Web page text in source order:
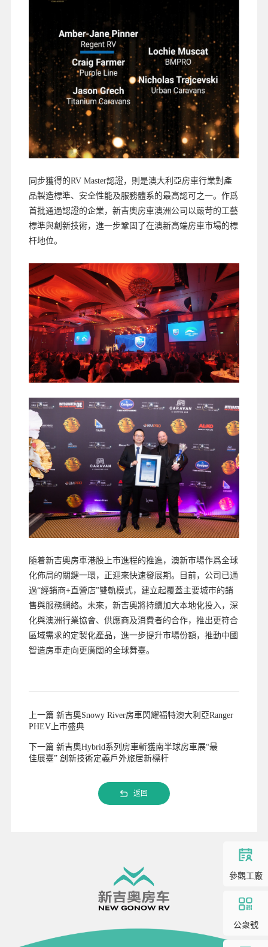
參觀工廠
公衆號
同步獲得的RV Master認證，則是澳大利亞房車行業對產
品製造標準、安全性能及服務體系的最高認可之一。作爲
首批通過認證的企業，新吉奧房車澳洲公司以嚴苛的工藝
標準與創新技術，進一步鞏固了在澳新高端房車市場的標
杆地位。
隨着新吉奧房車港股上市進程的推進，澳新市場作爲全球
化佈局的關鍵一環，正迎來快速發展期。目前，公司已通
過“經銷商+直營店”雙軌模式，建立起覆蓋主要城市的銷
售與服務網絡。未來，新吉奧將持續加大本地化投入，深
化與澳洲行業協會、供應商及消費者的合作，推出更符合
區域需求的定製化產品，進一步提升市場份額，推動中國
智造房車走向更廣闊的全球舞臺。
上一篇 新吉奧Snowy River房車閃耀福特澳大利亞Ranger
PHEV上市盛典
下一篇 新吉奧Hybrid系列房車斬獲南半球房車展“最
佳展臺” 創新技術定義戶外旅居新標杆
返回